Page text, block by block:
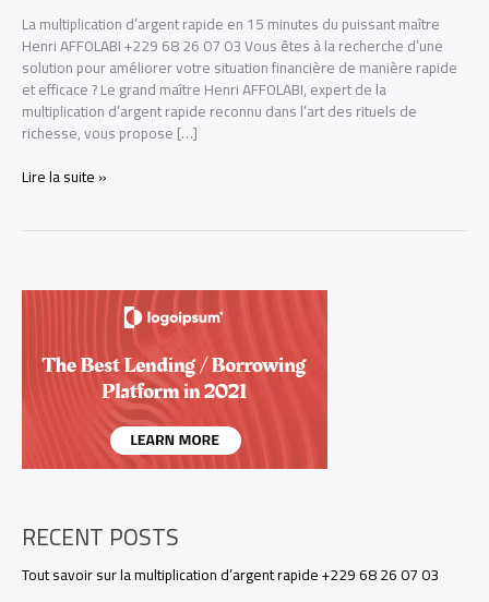
La multiplication d’argent rapide en 15 minutes du puissant maître
Henri AFFOLABI +229 68 26 07 03 Vous êtes à la recherche d’une
solution pour améliorer votre situation financière de manière rapide
et efficace ? Le grand maître Henri AFFOLABI, expert de la
multiplication d’argent rapide reconnu dans l’art des rituels de
richesse, vous propose […]
Tout
d’argent
Lire la suite »
RECENT POSTS
Tout savoir sur la multiplication d’argent rapide +229 68 26 07 03